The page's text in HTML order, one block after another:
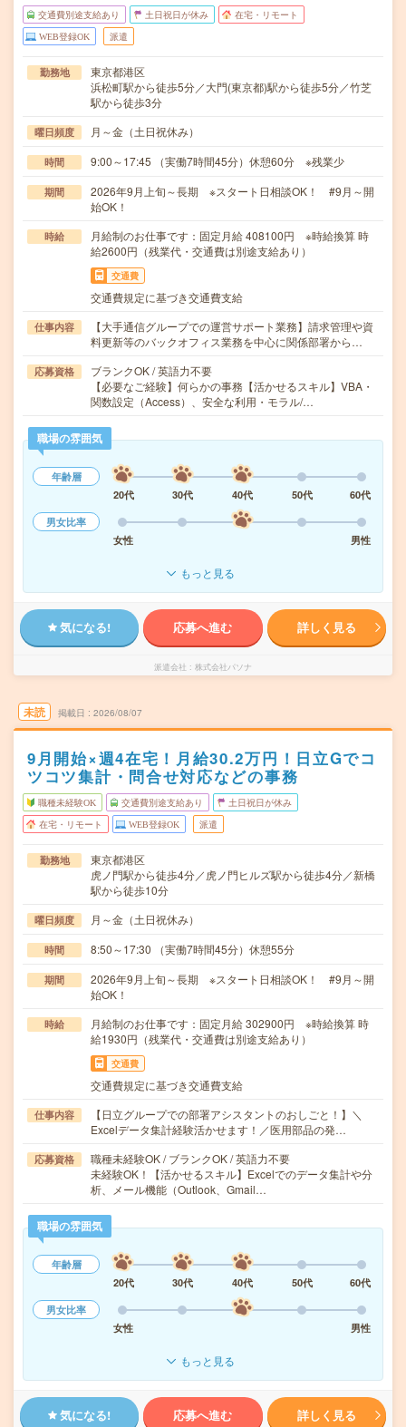
交通費別途支給あり 土日祝日が休み 在宅・リモート
WEB登録OK 派遣
勤務地
東京都港区
浜松町駅から徒歩5分／大門(東京都)駅から徒歩5分／竹芝
駅から徒歩3分
曜日頻度 月～金（土日祝休み）
時間 9:00～17:45 （実働7時間45分）休憩60分 ※残業少
期間
2026年9月上旬～長期 ※スタート日相談OK！ #9月～開
始OK！
時給
月給制のお仕事です：固定月給 408100円 ※時給換算 時
給2600円（残業代・交通費は別途支給あり）
交通費
交通費規定に基づき交通費支給
仕事内容
【大手通信グループでの運営サポート業務】請求管理や資
料更新等のバックオフィス業務を中心に関係部署から…
応募資格
ブランクOK / 英語力不要
【必要なご経験】何らかの事務【活かせるスキル】VBA・
関数設定（Access）、安全な利用・モラル/…
職場の雰囲気
年齢層
20代
30代 40代 50代
60代
男女比率
女性
男性
もっと見る
気になる! 応募へ進む 詳しく見る
派遣会社 株式会社パソナ
未読 掲載日 2026/08/07
9月開始×週4在宅！月給30.2万円！日立Gでコ
ツコツ集計・問合せ対応などの事務
職種未経験OK 交通費別途支給あり 土日祝日が休み
在宅・リモート WEB登録OK 派遣
勤務地
東京都港区
虎ノ門駅から徒歩4分／虎ノ門ヒルズ駅から徒歩4分／新橋
駅から徒歩10分
曜日頻度 月～金（土日祝休み）
時間 8:50～17:30 （実働7時間45分）休憩55分
期間
2026年9月上旬～長期 ※スタート日相談OK！ #9月～開
始OK！
時給
月給制のお仕事です：固定月給 302900円 ※時給換算 時
給1930円（残業代・交通費は別途支給あり）
交通費
交通費規定に基づき交通費支給
仕事内容
【日立グループでの部署アシスタントのおしごと！】＼
Excelデータ集計経験活かせます！／医用部品の発…
応募資格
職種未経験OK / ブランクOK / 英語力不要
未経験OK！【活かせるスキル】Excelでのデータ集計や分
析、メール機能（Outlook、Gmail…
職場の雰囲気
年齢層
20代
30代 40代 50代
60代
男女比率
女性
男性
もっと見る
気になる! 応募へ進む 詳しく見る